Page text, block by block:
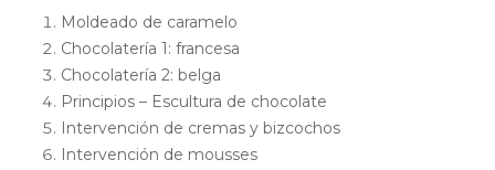
Moldeado de caramelo
Chocolatería 1: francesa
Chocolatería 2: belga
Principios – Escultura de chocolate
Intervención de cremas y bizcochos
Intervención de mousses